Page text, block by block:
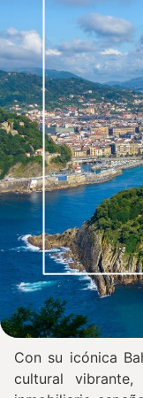
Con su icónica
cultural